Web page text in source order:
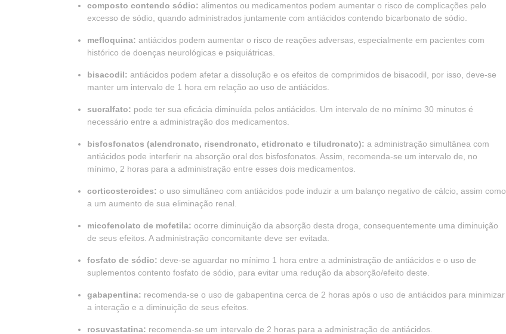
composto contendo sódio: alimentos ou medicamentos podem aumentar o risco de complicações pelo
excesso de sódio, quando administrados juntamente com antiácidos contendo bicarbonato de sódio.
mefloquina: antiácidos podem aumentar o risco de reações adversas, especialmente em pacientes com
histórico de doenças neurológicas e psiquiátricas.
bisacodil: antiácidos podem afetar a dissolução e os efeitos de comprimidos de bisacodil, por isso, deve-se
manter um intervalo de 1 hora em relação ao uso de antiácidos.
sucralfato: pode ter sua eficácia diminuída pelos antiácidos. Um intervalo de no mínimo 30 minutos é
necessário entre a administração dos medicamentos.
bisfosfonatos (alendronato, risendronato, etidronato e tiludronato): a administração simultânea com
antiácidos pode interferir na absorção oral dos bisfosfonatos. Assim, recomenda-se um intervalo de, no
mínimo, 2 horas para a administração entre esses dois medicamentos.
corticosteroides: o uso simultâneo com antiácidos pode induzir a um balanço negativo de cálcio, assim como
a um aumento de sua eliminação renal.
micofenolato de mofetila: ocorre diminuição da absorção desta droga, consequentemente uma diminuição
de seus efeitos. A administração concomitante deve ser evitada.
fosfato de sódio: deve-se aguardar no mínimo 1 hora entre a administração de antiácidos e o uso de
suplementos contento fosfato de sódio, para evitar uma redução da absorção/efeito deste.
gabapentina: recomenda-se o uso de gabapentina cerca de 2 horas após o uso de antiácidos para minimizar
a interação e a diminuição de seus efeitos.
rosuvastatina: recomenda-se um intervalo de 2 horas para a administração de antiácidos.